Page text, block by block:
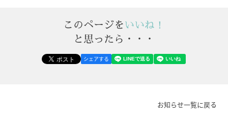
このページをいいね！
と思ったら・・・
シェアする
お知らせ一覧に戻る